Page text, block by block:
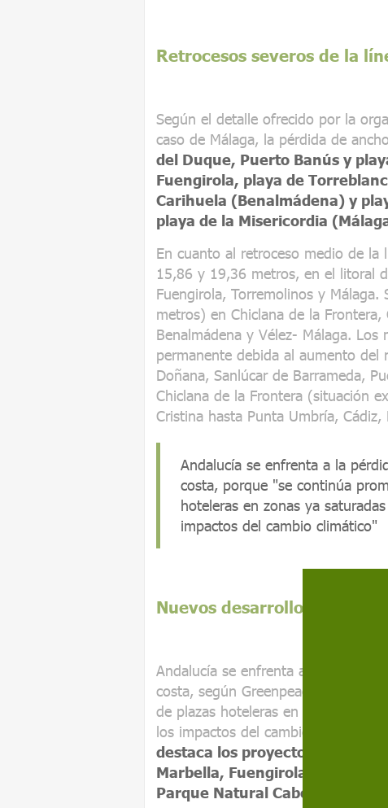
Retrocesos severos de la
Según el detalle ofrecido por la
caso de Málaga, la pérdida de
del Duque, Puerto Banús y
Fuengirola, playa de
Carihuela (Benalmádena) y
playa de la Misericordia
En cuanto al retroceso medio de la
15,86 y 19,36 metros, en el litoral
Fuengirola, Torremolinos y
metros) en Chiclana de la
Benalmádena y Vélez- Málaga.
permanente debida al aumento del
Doñana, Sanlúcar de Barrameda,
Chiclana de la Frontera (situación
Cristina hasta Punta Umbría,
Andalucía se enfrenta a la
costa, porque "se continúa
hoteleras en zonas ya
impactos del cambio climático"
Nuevos desarrollos turísticos
Andalucía se enfrenta a la pérdida
costa, según Greenpeace, porque
de plazas hoteleras en zonas ya
los impactos del cambio climático".
destaca los proyectos en
Marbella, Fuengirola,
Parque Natural Cabo de Gata-